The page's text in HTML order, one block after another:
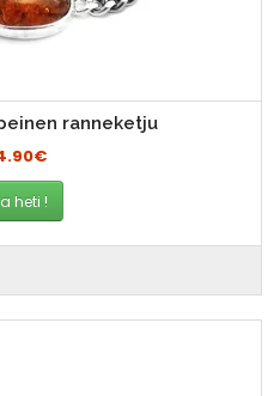
ranneketju
heti !